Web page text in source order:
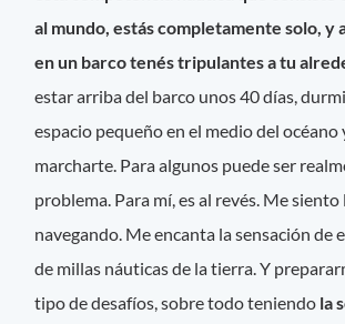
al mundo, estás completamente solo, y
en un barco tenés tripulantes a tu
estar arriba del barco unos 40 días,
espacio pequeño en el medio del océano
marcharte. Para algunos puede ser
problema. Para mí, es al revés. Me
navegando. Me encanta la sensación de
de millas náuticas de la tierra. Y
tipo de desafíos, sobre todo teniendo la